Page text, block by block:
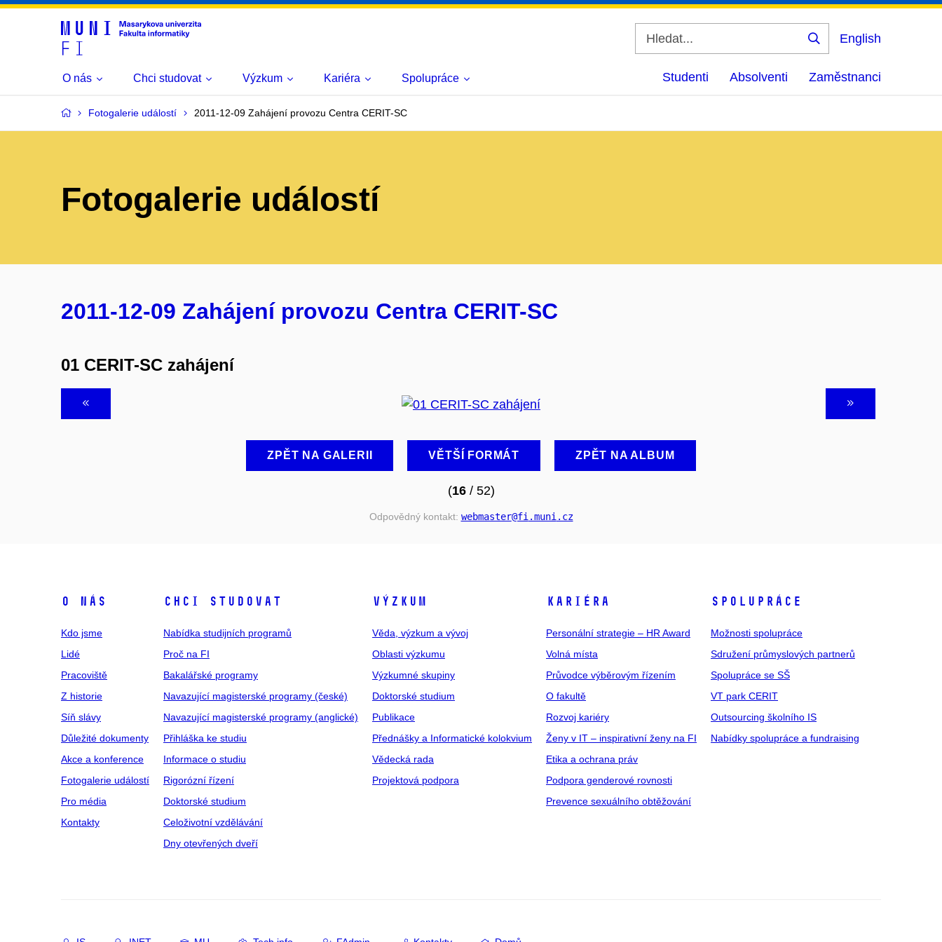
Vyhledat
English
O nás Chci studovat Výzkum Kariéra Spolupráce Studenti Absolventi Zaměstnanci
Fotogalerie událostí 2011-12-09 Zahájení provozu Centra CERIT-SC
Fotogalerie událostí
2011-12-09 Zahájení provozu Centra CERIT-SC
01 CERIT-SC zahájení
ZPĚT NA GALERII VĚTŠÍ FORMÁT ZPĚT NA ALBUM
(16/ 52)
Odpovědný kontakt: webmaster@fi .muni .cz
O NÁS
Kdo jsme
Lidé
Pracoviště
Z historie
Síň slávy
Důležité dokumenty
Akce a konference
Fotogalerie událostí
Pro média
Kontakty
CHCI STUDOVAT
Nabídka studijních programů
Proč na FI
Bakalářské programy
Navazující magisterské programy (české)
Navazující magisterské programy (anglické)
Přihláška ke studiu
Informace o studiu
Rigorózní řízení
Doktorské studium
Celoživotní vzdělávání
Dny otevřených dveří
VÝZKUM
Věda, výzkum a vývoj
Oblasti výzkumu
Výzkumné skupiny
Doktorské studium
Publikace
Přednášky a Informatické kolokvium
Vědecká rada
Projektová podpora
KARIÉRA
Personální strategie – HR Award
Volná místa
Průvodce výběrovým řízením
O fakultě
Rozvoj kariéry
Ženy v IT – inspirativní ženy na FI
Etika a ochrana práv
Podpora genderové rovnosti
Prevence sexuálního obtěžování
SPOLUPRÁCE
Možnosti spolupráce
Sdružení průmyslových partnerů
Spolupráce se SŠ
VT park CERIT
Outsourcing školního IS
Nabídky spolupráce a fundraising